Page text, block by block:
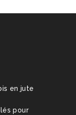
en jute
pour